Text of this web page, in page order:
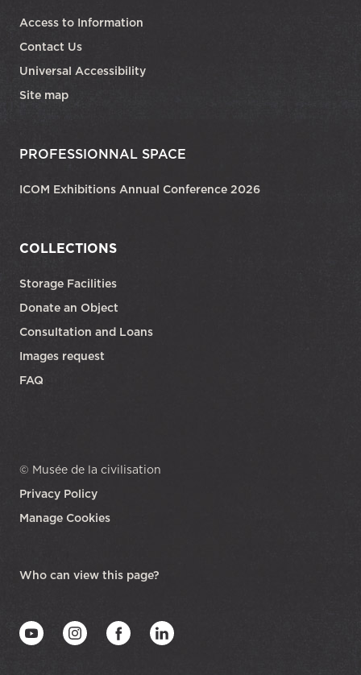
Access to Information
Contact Us
Universal Accessibility
Site map
PROFESSIONNAL SPACE
ICOM Exhibitions Annual Conference 2026
COLLECTIONS
Storage Facilities
Donate an Object
Consultation and Loans
Images request
FAQ
© Musée de la civilisation
Privacy Policy
Manage Cookies
Who can view this page?